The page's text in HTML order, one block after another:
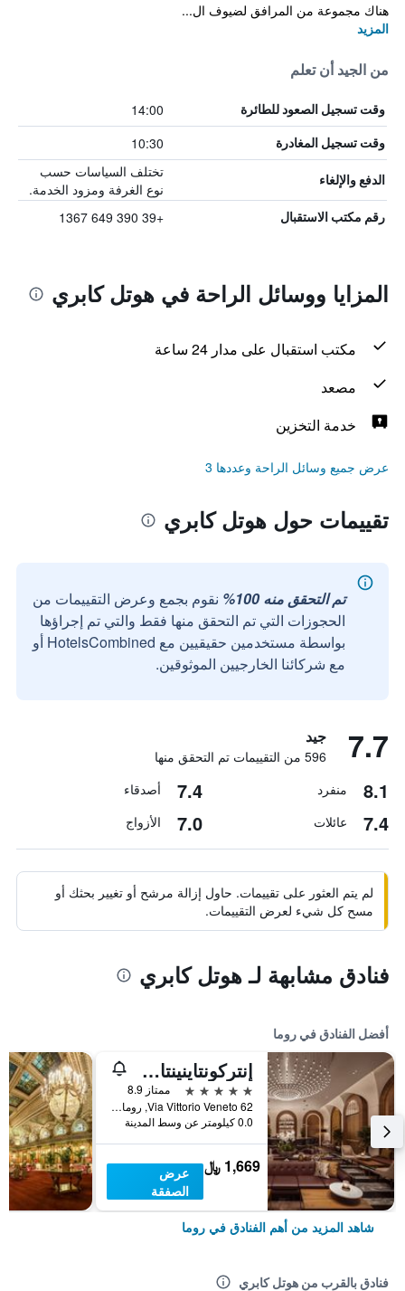
هناك مجموعة من المرافق لضيوف ال...
المزيد
من الجيد أن تعلم
وقت تسجيل الصعود للطائرة 14:00
وقت تسجيل المغادرة 10:30
الدفع والإلغاء
تختلف السياسات حسب
نوع الغرفة ومزود الخدمة.
رقم مكتب الاستقبال +39 390 649 1367
المزايا ووسائل الراحة في هوتل كابري
مكتب استقبال على مدار 24 ساعة
مصعد
خدمة التخزين
عرض جميع وسائل الراحة وعددها 3
تقييمات حول هوتل كابري
تم التحقق منه 100%
نقوم بجمع وعرض التقييمات من
الحجوزات التي تم التحقق منها فقط والتي تم إجراؤها
بواسطة مستخدمين حقيقيين مع HotelsCombined أو
مع شركائنا الخارجيين الموثوقين.
7.7 جيد
596 من التقييمات تم التحقق منها
8.1 منفرد 7.4 أصدقاء
7.4 عائلات 7.0 الأزواج
لم يتم العثور على تقييمات. حاول إزالة مرشح أو تغيير بحثك أو
مسح كل شيء لعرض التقييمات.
فنادق مشابهة لـ هوتل كابري
أفضل الفنادق في روما
إنتركونتاينينتال روم أمباسشياتوري بالاس باي آيتش جي
5 نجوم
ممتاز 8.9
Via Vittorio Veneto 62, روما, إيطاليا
0.0 كيلومتر عن وسط المدينة
1,669 ﷼
عرض
الصفقة
شاهد المزيد من أهم الفنادق في روما
فنادق بالقرب من هوتل كابري